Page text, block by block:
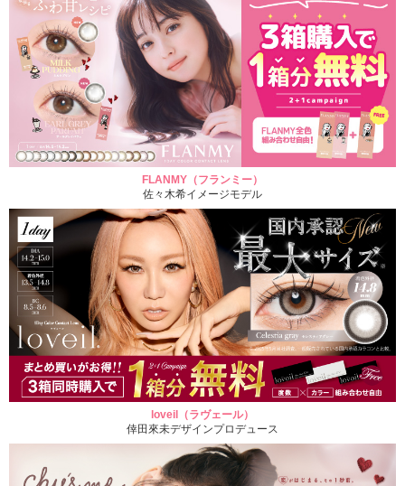
FLANMY（フランミー）
佐々木希イメージモデル
loveil（ラヴェール）
倖田來未デザインプロデュース